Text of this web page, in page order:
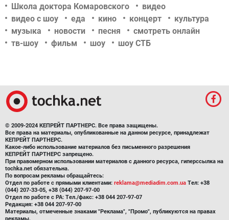
Школа доктора Комаровского
видео
видео с шоу
еда кино концерт
культура
музыка
новости песня
смотреть онлайн
тв-шоу
фильм шоу шоу СТБ
© 2009-2024 КЕПРЕЙТ ПАРТНЕРС. Все права защищены.
Все права на материалы, опубликованные на данном ресурсе, принадлежат
КЕПРЕЙТ ПАРТНЕРС.
Какое-либо использование материалов без письменного разрешения
КЕПРЕЙТ ПАРТНЕРС запрещено.
При правомерном использовании материалов с данного ресурса, гиперссылка на
tochka.net обязательна.
По вопросам рекламы обращайтесь:
Отдел по работе с прямыми клиентами: reklama@mediadim.com.ua Тел: +38
(044) 207-33-05, +38 (044) 207-97-00
Отдел по работе с РА: Тел./факс: +38 044 207-97-07
Редакция: +38 044 207-97-00
Материалы, отмеченные знаками "Реклама", "Промо", публикуются на правах